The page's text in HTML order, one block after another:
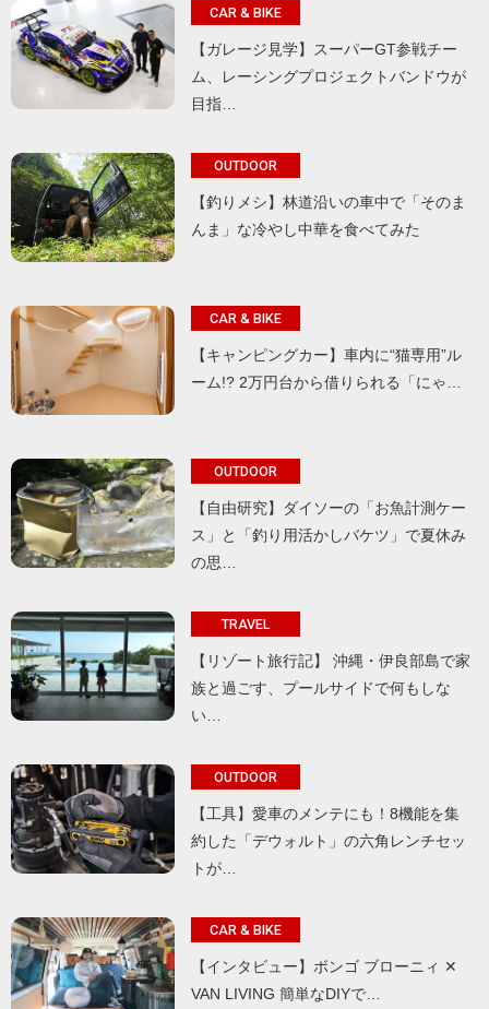
CAR & BIKE
【ガレージ見学】スーパーGT参戦チー
ム、レーシングプロジェクトバンドウが
目指…
OUTDOOR
【釣りメシ】林道沿いの車中で「そのま
んま」な冷やし中華を食べてみた
CAR & BIKE
【キャンピングカー】車内に“猫専用”ル
ーム!? 2万円台から借りられる「にゃ…
OUTDOOR
【自由研究】ダイソーの「お魚計測ケー
ス」と「釣り用活かしバケツ」で夏休み
の思…
TRAVEL
【リゾート旅行記】 沖縄・伊良部島で家
族と過ごす、プールサイドで何もしな
い…
OUTDOOR
【工具】愛車のメンテにも！8機能を集
約した「デウォルト」の六角レンチセッ
トが…
CAR & BIKE
【インタビュー】ボンゴ ブローニィ ✕
VAN LIVING 簡単なDIYで…